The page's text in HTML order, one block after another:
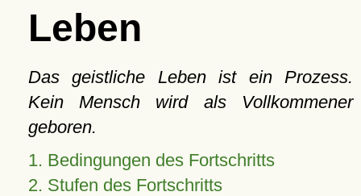
Leben
Das geistliche Leben ist ein Prozess.
Kein Mensch wird als Vollkommener
geboren.
1. Bedingungen des Fortschritts
2. Stufen des Fortschritts